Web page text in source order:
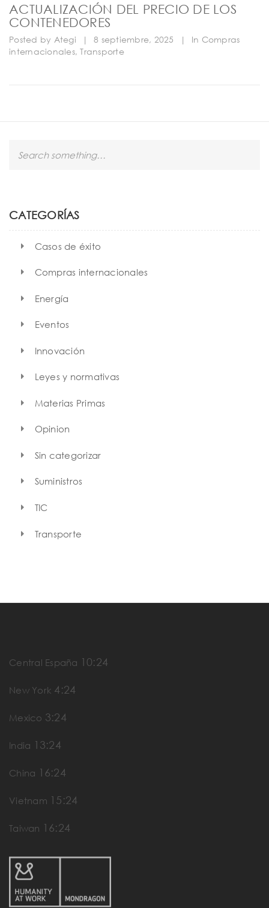
ACTUALIZACIÓN DEL PRECIO DE LOS
CONTENEDORES
Posted by Ategi | 8 septiembre, 2025 | In Compras
internacionales,Transporte
h
CATEGORÍAS
Casos de éxito
Compras internacionales
Energía
Eventos
Innovación
Leyes y normativas
Materias Primas
Opinion
Sin categorizar
Suministros
TIC
Transporte
Central España 10:24
New York 4:24
Mexico 3:24
India 13:24
China 16:24
Vietnam 15:24
Taiwan 16:24